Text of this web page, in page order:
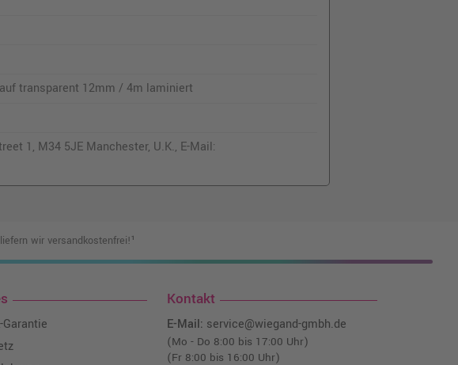
transparent 12mm / 4m laminiert
1, M34 5JE Manchester, U.K., E-Mail:
wir versandkostenfrei!¹
Garantie
Kontakt
E-Mail: service@wiegand-gmbh.de
(Mo - Do 8:00 bis 17:00 Uhr)
(Fr 8:00 bis 16:00 Uhr)